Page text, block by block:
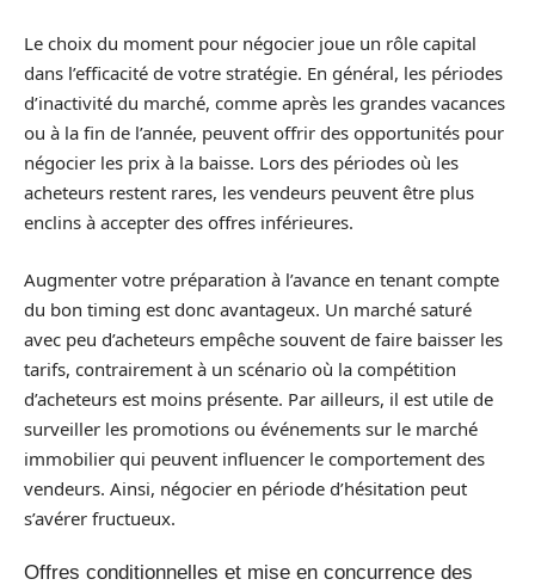
Le choix du moment pour négocier joue un rôle capital
dans l’efficacité de votre stratégie. En général, les périodes
d’inactivité du marché, comme après les grandes vacances
ou à la fin de l’année, peuvent offrir des opportunités pour
négocier les prix à la baisse. Lors des périodes où les
acheteurs restent rares, les vendeurs peuvent être plus
enclins à accepter des offres inférieures.
Augmenter votre préparation à l’avance en tenant compte
du bon timing est donc avantageux. Un marché saturé
avec peu d’acheteurs empêche souvent de faire baisser les
tarifs, contrairement à un scénario où la compétition
d’acheteurs est moins présente. Par ailleurs, il est utile de
surveiller les promotions ou événements sur le marché
immobilier qui peuvent influencer le comportement des
vendeurs. Ainsi, négocier en période d’hésitation peut
s’avérer fructueux.
Offres conditionnelles et mise en concurrence des